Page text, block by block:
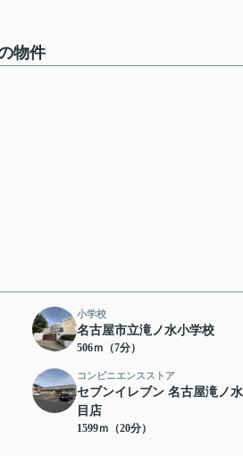
物件
小学校
名古屋市立滝ノ水小学校
506ｍ（7分）
コンビニエンスストア
セブンイレブン 名古屋滝ノ
目店
1599ｍ（20分）